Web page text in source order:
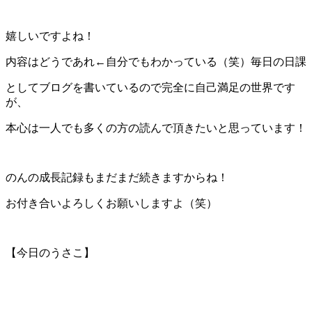
嬉しいですよね！
内容はどうであれ←自分でもわかっている（笑）毎日の日課
としてブログを書いているので完全に自己満足の世界です
が、
本心は一人でも多くの方の読んで頂きたいと思っています！
のんの成長記録もまだまだ続きますからね！
お付き合いよろしくお願いしますよ（笑）
【今日のうさこ】